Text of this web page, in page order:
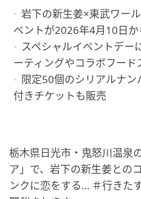
岩下の新生姜×東武ワー
ベントが2026年4月10日
スペシャルイベントデー
ーティングやコラボフー
限定50個のシリアルナン
付きチケットも販売
栃木県日光市・鬼怒川温泉
ア」で、岩下の新生姜との
ンクに恋をする… ＃行きた